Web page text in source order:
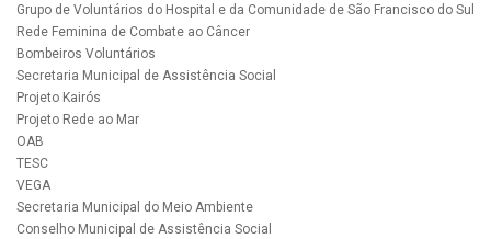
Grupo de Voluntários do Hospital e da Comunidade de São Francisco do Sul
Rede Feminina de Combate ao Câncer
Bombeiros Voluntários
Secretaria Municipal de Assistência Social
Projeto Kairós
Projeto Rede ao Mar
OAB
TESC
VEGA
Secretaria Municipal do Meio Ambiente
Conselho Municipal de Assistência Social